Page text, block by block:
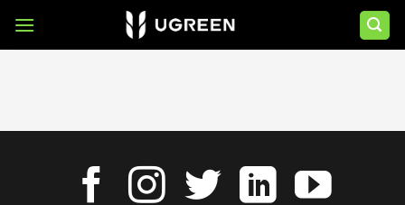
atla